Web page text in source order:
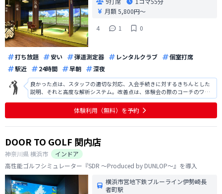
月額 5,800円〜
4
1 0
打ち放題 安い 弾道測定器 レンタルクラブ
個室打席
駅近
24時間 早朝 深夜
良かった点は、スタッフの適切な対応、入会手続きに対するきちんとした
説明、それと高度な解析システム。改善点は、体験会の際のコーチのワン
ポイントレッスン。 はじめて会話するのに慣れ慣れしかった(タメ口過ぎる)
のと、的確なことも入ってこない言い方(これが慣れ親しんだ方ならば問題
ないです。)が少しだけ気にな
体験利用（無料）を予約
DOOR TO GOLF 関内店
神奈川県横浜市
インドア
高性能ゴルフシミュレーター『SDR ～Produced by DUNLOP～』を導入
横浜市営地下鉄ブルーライン伊勢崎長
者町駅